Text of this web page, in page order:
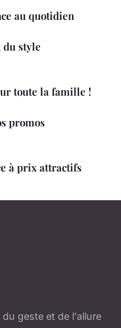
au quotidien
du style
toute la famille !
promos
à prix attractifs
geste et de l'allure